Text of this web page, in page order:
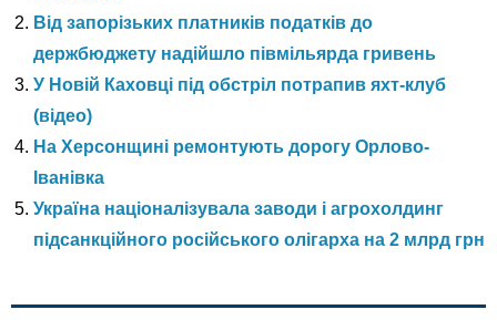
Від запорізьких платників податків до
держбюджету надійшло півмільярда гривень
У Новій Каховці під обстріл потрапив яхт-клуб
(відео)
На Херсонщині ремонтують дорогу Орлово-
Іванівка
Україна націоналізувала заводи і агрохолдинг
підсанкційного російського олігарха на 2 млрд грн